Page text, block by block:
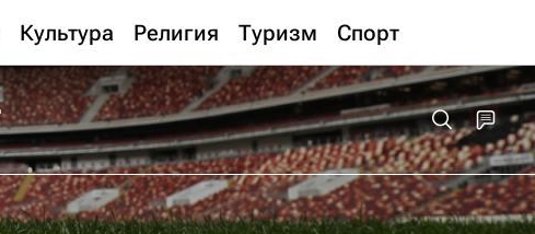
Культура Религия Туризм Спорт